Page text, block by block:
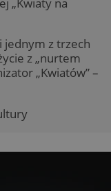
„Kwiaty na
jednym z trzech
z „nurtem
„Kwiatów” –